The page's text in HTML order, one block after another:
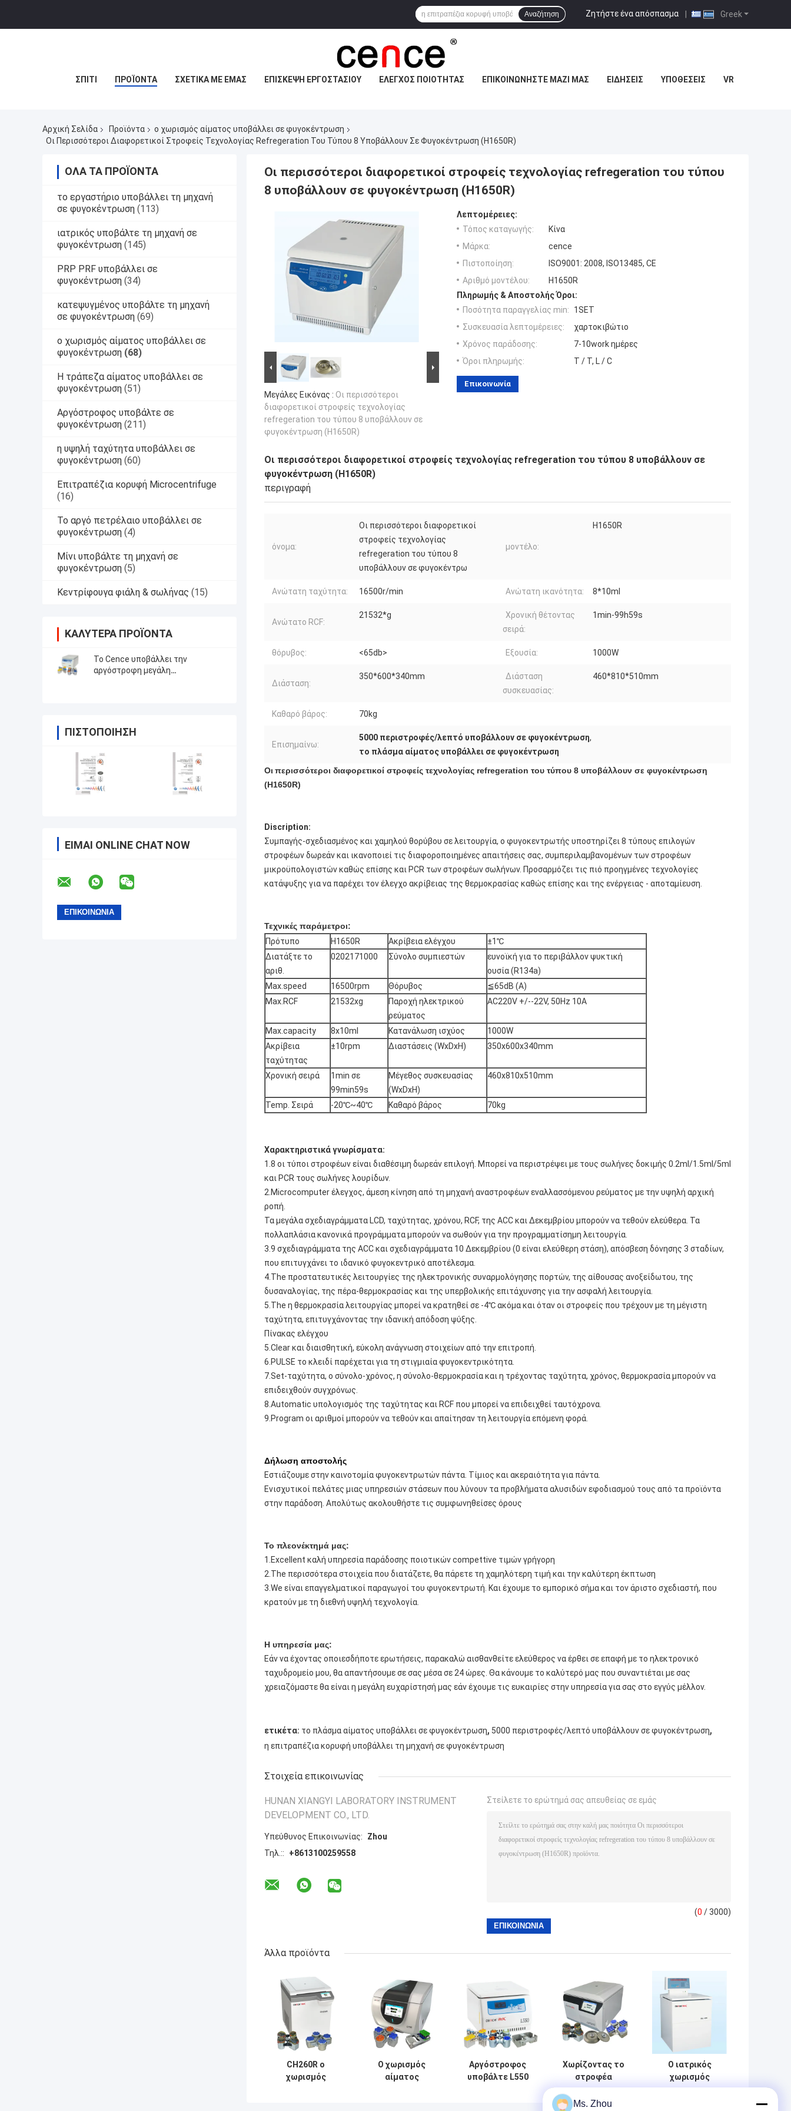
Greek
Ζητήστε ένα απόσπασμα |
Αναζήτηση
ΣΠΊΤΙ ΠΡΟΪΌΝΤΑ ΣΧΕΤΙΚΆ ΜΕ ΕΜΆΣ ΕΠΙΣΚΕΨΉ ΕΡΓΟΣΤΑΣΊΟΥ ΈΛΕΓΧΟΣ ΠΟΙΌΤΗΤΑΣ ΕΠΙΚΟΙΝΩΝΉΣΤΕ ΜΑΖΊ ΜΑΣ ΕΙΔΉΣΕΙΣ ΥΠΟΘΈΣΕΙΣ VR
Αρχική Σελίδα Προϊόντα
ο χωρισμός αίματος υποβάλλει σε φυγοκέντρωση
Οι Περισσότεροι Διαφορετικοί Στροφείς Τεχνολογίας Refregeration Του Τύπου 8 Υποβάλλουν Σε Φυγοκέντρωση (H1650R)
ΌΛΑ ΤΑ ΠΡΟΪΌΝΤΑ
το εργαστήριο υποβάλλει τη μηχανή
σε φυγοκέντρωση (113)
ιατρικός υποβάλτε τη μηχανή σε
φυγοκέντρωση (145)
PRP PRF υποβάλλει σε
φυγοκέντρωση (34)
κατεψυγμένος υποβάλτε τη μηχανή
σε φυγοκέντρωση (69)
ο χωρισμός αίματος υποβάλλει σε
φυγοκέντρωση (68)
Η τράπεζα αίματος υποβάλλει σε
φυγοκέντρωση (51)
Αργόστροφος υποβάλτε σε
φυγοκέντρωση (211)
η υψηλή ταχύτητα υποβάλλει σε
φυγοκέντρωση (60)
Επιτραπέζια κορυφή Microcentrifuge
(16)
Το αργό πετρέλαιο υποβάλλει σε
φυγοκέντρωση (4)
Μίνι υποβάλτε τη μηχανή σε
φυγοκέντρωση (5)
Κεντρίφουγα φιάλη & σωλήνας (15)
ΚΑΛΎΤΕΡΑ ΠΡΟΪΌΝΤΑ
Το Cence υποβάλλει την
αργόστροφη μεγάλη
ΠΙΣΤΟΠΟΊΗΣΗ
ΕΊΜΑΙ ONLINE CHAT NOW
Οι περισσότεροι διαφορετικοί στροφείς τεχνολογίας refregeration του τύπου
8 υποβάλλουν σε φυγοκέντρωση (H1650R)
Μεγάλες Εικόνας : Οι περισσότεροι
διαφορετικοί στροφείς τεχνολογίας
refregeration του τύπου 8 υποβάλλουν σε
φυγοκέντρωση (H1650R)
Λεπτομέρειες:
Τόπος καταγωγής:
Κίνα
Μάρκα:
cence
Πιστοποίηση:
ISO9001: 2008, ISO13485, CE
Αριθμό μοντέλου:
H1650R
Πληρωμής & Αποστολής Όροι:
Ποσότητα παραγγελίας min:
1SET
Συσκευασία λεπτομέρειες:
χαρτοκιβώτιο
Χρόνος παράδοσης:
7-10work ημέρες
Όροι πληρωμής:
T / T, L / C
Επικοινωνία
Οι περισσότεροι διαφορετικοί στροφείς τεχνολογίας refregeration του τύπου 8 υποβάλλουν σε
φυγοκέντρωση (H1650R)
περιγραφή
όνομα:
Οι περισσότεροι διαφορετικοί
στροφείς τεχνολογίας
refregeration του τύπου 8
υποβάλλουν σε φυγοκέντρω
μοντέλο:
H1650R
Ανώτατη ταχύτητα: 16500r/min Ανώτατη ικανότητα: 8*10ml
Ανώτατο RCF:
21532*g
Χρονική θέτοντας
σειρά:
1min-99h59s
θόρυβος: <65db> Εξουσία: 1000W
Διάσταση:
350*600*340mm
Διάσταση
συσκευασίας:
460*810*510mm
Καθαρό βάρος: 70kg
Επισημαίνω:
5000 περιστροφές/λεπτό υποβάλλουν σε φυγοκέντρωση,
το πλάσμα αίματος υποβάλλει σε φυγοκέντρωση
Οι περισσότεροι διαφορετικοί στροφείς τεχνολογίας refregeration του τύπου 8 υποβάλλουν σε φυγοκέντρωση
(H1650R)
Discription:
Συμπαγής-σχεδιασμένος και χαμηλού θορύβου σε λειτουργία, ο φυγοκεντρωτής υποστηρίζει 8 τύπους επιλογών
στροφέων δωρεάν και ικανοποιεί τις διαφοροποιημένες απαιτήσεις σας, συμπεριλαμβανομένων των στροφέων
μικροϋπολογιστών καθώς επίσης και PCR των στροφέων σωλήνων. Προσαρμόζει τις πιό προηγμένες τεχνολογίες
κατάψυξης για να παρέχει τον έλεγχο ακρίβειας της θερμοκρασίας καθώς επίσης και της ενέργειας - αποταμίευση.
Τεχνικές παράμετροι:
Πρότυπο
H1650R Ακρίβεια ελέγχου
±1℃
Διατάξτε το
αριθ.
0202171000 Σύνολο συμπιεστών
ευνοϊκή για το περιβάλλον ψυκτική
ουσία (R134a)
Max.speed
16500rpm Θόρυβος
≦65dB (Α)
Max.RCF
21532xg
Παροχή ηλεκτρικού
ρεύματος
AC220V +/--22V, 50Hz 10A
Max.capacity 8x10ml Κατανάλωση ισχύος
1000W
Ακρίβεια
ταχύτητας
±10rpm Διαστάσεις (WxDxH) 350x600x340mm
Χρονική σειρά
1min σε
99min59s
Μέγεθος συσκευασίας
(WxDxH)
460x810x510mm
Temp. Σειρά -20℃~40℃ Καθαρό βάρος 70kg
Χαρακτηριστικά γνωρίσματα:
1.8 οι τύποι στροφέων είναι διαθέσιμη δωρεάν επιλογή. Μπορεί να περιστρέψει με τους σωλήνες δοκιμής 0.2ml/1.5ml/5ml
και PCR τους σωλήνες λουρίδων.
2.Microcomputer έλεγχος, άμεση κίνηση από τη μηχανή αναστροφέων εναλλασσόμενου ρεύματος με την υψηλή αρχική
ροπή.
Τα μεγάλα σχεδιαγράμματα LCD, ταχύτητας, χρόνου, RCF, της ACC και Δεκεμβρίου μπορούν να τεθούν ελεύθερα. Τα
πολλαπλάσια κανονικά προγράμματα μπορούν να σωθούν για την προγραμματίσημη λειτουργία.
3.9 σχεδιαγράμματα της ACC και σχεδιαγράμματα 10 Δεκεμβρίου (0 είναι ελεύθερη στάση), απόσβεση δόνησης 3 σταδίων,
που επιτυγχάνει το ιδανικό φυγοκεντρικό αποτέλεσμα.
4.The προστατευτικές λειτουργίες της ηλεκτρονικής συναρμολόγησης πορτών, της αίθουσας ανοξείδωτου, της
δυσαναλογίας, της πέρα-θερμοκρασίας και της υπερβολικής επιτάχυνσης για την ασφαλή λειτουργία.
5.The η θερμοκρασία λειτουργίας μπορεί να κρατηθεί σε -4℃ ακόμα και όταν οι στροφείς που τρέχουν με τη μέγιστη
ταχύτητα, επιτυγχάνοντας την ιδανική απόδοση ψύξης.
Πίνακας ελέγχου
5.Clear και διαισθητική, εύκολη ανάγνωση στοιχείων από την επιτροπή.
6.PULSE το κλειδί παρέχεται για τη στιγμιαία φυγοκεντρικότητα.
7.Set-ταχύτητα, ο σύνολο-χρόνος, η σύνολο-θερμοκρασία και η τρέχοντας ταχύτητα, χρόνος, θερμοκρασία μπορούν να
επιδειχθούν συγχρόνως.
8.Automatic υπολογισμός της ταχύτητας και RCF που μπορεί να επιδειχθεί ταυτόχρονα.
9.Program οι αριθμοί μπορούν να τεθούν και απαίτησαν τη λειτουργία επόμενη φορά.
Δήλωση αποστολής
Εστιάζουμε στην καινοτομία φυγοκεντρωτών πάντα. Τίμιος και ακεραιότητα για πάντα.
Ενισχυτικοί πελάτες μιας υπηρεσιών στάσεων που λύνουν τα προβλήματα αλυσιδών εφοδιασμού τους από τα προϊόντα
στην παράδοση. Απολύτως ακολουθήστε τις συμφωνηθείσες όρους
Το πλεονέκτημά μας:
1.Excellent καλή υπηρεσία παράδοσης ποιοτικών compettive τιμών γρήγορη
2.The περισσότερα στοιχεία που διατάζετε, θα πάρετε τη χαμηλότερη τιμή και την καλύτερη έκπτωση
3.We είναι επαγγελματικοί παραγωγοί του φυγοκεντρωτή. Και έχουμε το εμπορικό σήμα και τον άριστο σχεδιαστή, που
κρατούν με τη διεθνή υψηλή τεχνολογία.
Η υπηρεσία μας:
Εάν να έχοντας οποιεσδήποτε ερωτήσεις, παρακαλώ αισθανθείτε ελεύθερος να έρθει σε επαφή με το ηλεκτρονικό
ταχυδρομείο μου, θα απαντήσουμε σε σας μέσα σε 24 ώρες. Θα κάνουμε το καλύτερό μας που συναντιέται με σας
χρειαζόμαστε θα είναι η μεγάλη ευχαρίστησή μας εάν έχουμε τις ευκαιρίες στην υπηρεσία για σας στο εγγύς μέλλον.
ετικέτα: το πλάσμα αίματος υποβάλλει σε φυγοκέντρωση, 5000 περιστροφές/λεπτό υποβάλλουν σε φυγοκέντρωση,
η επιτραπέζια κορυφή υποβάλλει τη μηχανή σε φυγοκέντρωση
Στοιχεία επικοινωνίας
HUNAN XIANGYI LABORATORY INSTRUMENT
DEVELOPMENT CO., LTD.
Υπεύθυνος Επικοινωνίας:
Zhou
Τηλ.::
+8613100259558
Στείλετε το ερώτημά σας απευθείας σε εμάς
(0 / 3000)
Άλλα προϊόντα
CH260R ο
χωρισμός
Ο χωρισμός
αίματος
Αργόστροφος
υποβάλτε L550
Χωρίζοντας το
στροφέα
ταλάντευσης
υποβάλτε
Ο ιατρικός
χωρισμός
αίματος μεγάλης
Ms. Zhou